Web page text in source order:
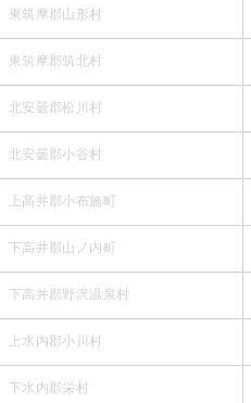
東筑摩郡山形村
東筑摩郡筑北村
北安曇郡松川村
北安曇郡小谷村
上高井郡小布施町
下高井郡山ノ内町
下高井郡野沢温泉村
上水内郡小川村
下水内郡栄村